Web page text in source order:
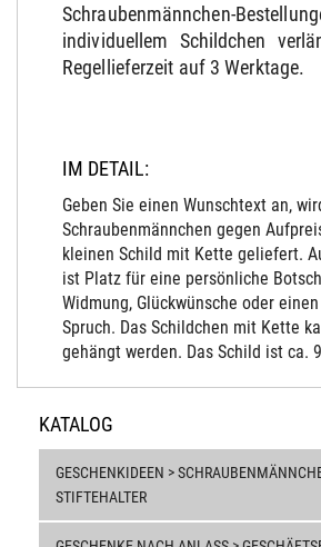
Schraubenmännchen-
individuellem Schildchen
Regellieferzeit auf 3 Werktage.
IM DETAIL:
Geben Sie einen Wunschtext an,
Schraubenmännchen gegen
kleinen Schild mit Kette geliefert.
ist Platz für eine persönliche
Widmung, Glückwünsche oder
Spruch. Das Schildchen mit Kette
gehängt werden. Das Schild ist ca.
KATALOG
GESCHENKIDEEN >
STIFTEHALTER